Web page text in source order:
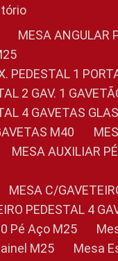
MESA
PEDESTAL 1
2 GAV. 1
4 GAVETAS
M40
MESA AUXILIAR
MESA C/
PEDESTAL 4
Pé Aço M25
M25
Mesa